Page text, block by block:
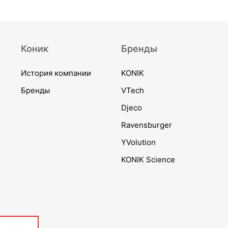
Коник
История компании
Бренды
Бренды
KONIK
VTech
Djeco
Ravensburger
YVolution
KONIK Science